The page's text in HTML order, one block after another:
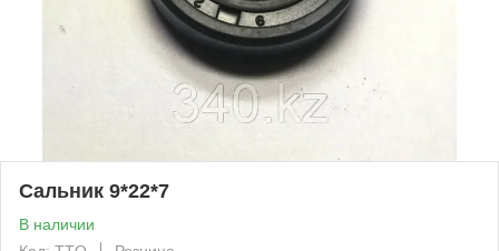
Сальник 9*22*7
В наличии